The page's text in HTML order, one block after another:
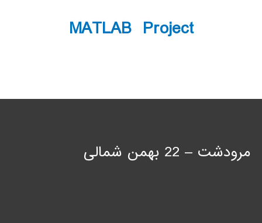
MATLAB Project
مرودشت – 22 بهمن شمالی